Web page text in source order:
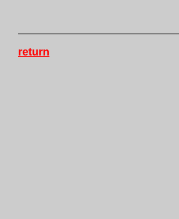
return